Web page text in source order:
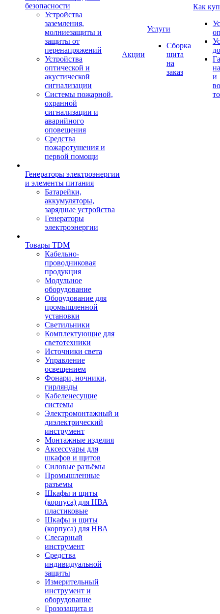
безопасности
Устройства
заземления,
молниезащиты и
защиты от
перенапряжений
Устройства
оптической и
акустической
сигнализации
Системы пожарной,
охранной
сигнализации и
аварийного
оповещения
Средства
пожаротушения и
первой помощи
Генераторы электроэнергии
и элементы питания
Батарейки,
аккумуляторы,
зарядные устройства
Генераторы
электроэнергии
Товары TDM
Кабельно-
проводниковая
продукция
Модульное
оборудование
Оборудование для
промышленной
установки
Светильники
Комплектующие для
светотехники
Источники света
Управление
освещением
Фонари, ночники,
гирлянды
Кабеленесущие
системы
Электромонтажный и
диэлектрический
инструмент
Монтажные изделия
Аксессуары для
шкафов и щитов
Силовые разъёмы
Промышленные
разъемы
Шкафы и щиты
(корпуса) для НВА
пластиковые
Шкафы и щиты
(корпуса) для НВА
Слесарный
инструмент
Средства
индивидуальной
защиты
Измерительный
инструмент и
оборудование
Грозозащита и
Акции
Услуги
Сборка
щита
на
заказ
Как
и